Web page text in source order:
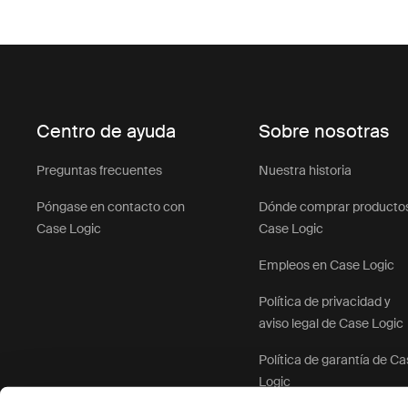
Centro de ayuda
Preguntas frecuentes
Póngase en contacto con
Case Logic
Sobre nosotras
Nuestra historia
Dónde comprar
Case Logic
Empleos en Case Logic
Política de privacidad y
aviso legal de Case Logic
Política de garantía de
Logic